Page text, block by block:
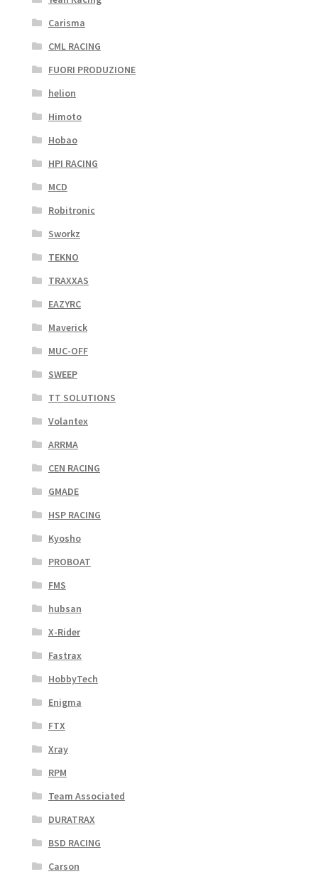
Carisma
CML RACING
FUORI PRODUZIONE
helion
Himoto
Hobao
HPI RACING
MCD
Robitronic
Sworkz
TEKNO
TRAXXAS
EAZYRC
Maverick
MUC-OFF
SWEEP
TT SOLUTIONS
Volantex
ARRMA
CEN RACING
GMADE
HSP RACING
Kyosho
PROBOAT
FMS
hubsan
X-Rider
Fastrax
HobbyTech
Enigma
FTX
Xray
RPM
Team Associated
DURATRAX
BSD RACING
Carson